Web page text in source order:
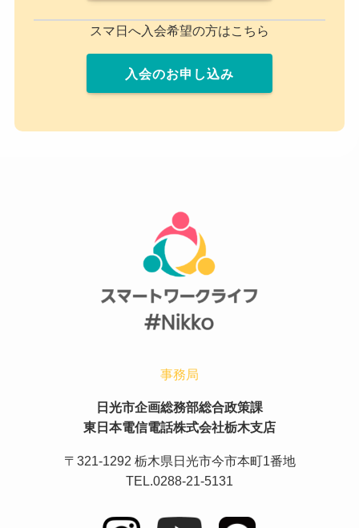
スマ日へ入会希望の方はこちら
入会のお申し込み
事務局
日光市企画総務部総合政策課
東日本電信電話株式会社栃木支店
〒321-1292 栃木県日光市今市本町1番地
TEL.0288-21-5131